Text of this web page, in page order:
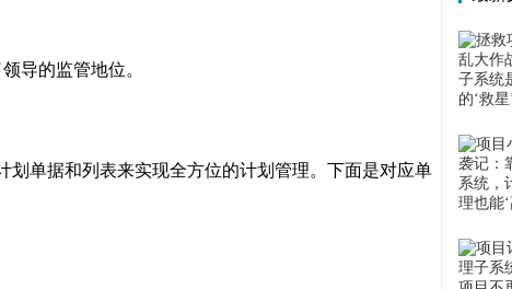
导的监管地位。
单据和列表来实现全方位的计划管理。下面是对应单